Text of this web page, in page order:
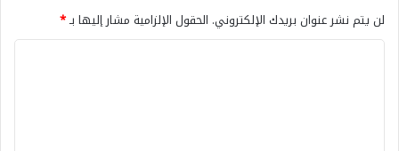
لن يتم نشر عنوان بريدك الإلكتروني. الحقول الإلزامية مشار إليها بـ*